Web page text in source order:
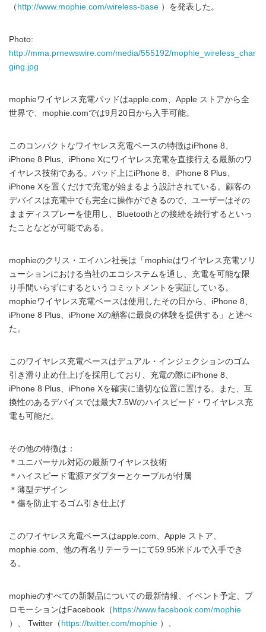
（ http://www.mophie.com/wireless-base ）を発表した。
Photo:
http://mma.prnewswire.com/media/555192/mophie_wireless_char
ging.jpg
mophieワイヤレス充電パッドはapple.com、Apple ストアから全
世界で、mophie.comでは9月20日から入手可能。
このコンパクトなワイヤレス充電ベースの特徴はiPhone 8、
iPhone 8 Plus、iPhone Xにワイヤレス充電を直接行える最新のワ
イヤレス技術である。パッド上にiPhone 8、iPhone 8 Plus、
iPhone Xを置くだけで充電が始まるよう設計されている。顧客の
デバイスは充電中でも完全に操作ができるので、ユーザーはその
ままディスプレーを使用し、Bluetoothとの接続を続行するといっ
たことなどが可能である。
mophieのクリス・エイハン社長は「mophieはワイヤレス充電ソリ
ューションにおける当社のエコシステムを通し、充電を可能な限
り手間いらずにするというコミットメントを実証している。
mophieワイヤレス充電ベースは使用したその日から、iPhone 8、
iPhone 8 Plus、iPhone Xの顧客に最良の体験を提供する」と述べ
た。
このワイヤレス充電ベースはデュアル・インジェクションのゴム
引き滑り止め仕上げを採用しており、充電の際にiPhone 8、
iPhone 8 Plus、iPhone Xを確実に適切な位置に置ける。また、互
換性のあるデバイスでは最大7.5Wのハイスピード・ワイヤレス充
電も可能だ。
その他の特徴は：
＊ユニバーサル対応の最新ワイヤレス技術
＊ハイスピード電源アダプターとケーブルが付属
＊薄型デザイン
＊傷を防止するゴム引き仕上げ
このワイヤレス充電ベースはapple.com、Apple ストア、
mophie.com、他の有名リテーラーにて59.95米ドルで入手でき
る。
mophieのすべての新製品についての最新情報、イベント予定、プ
ロモーションはFacebook（ https://www.facebook.com/mophie
）、 Twitter（ https://twitter.com/mophie ）、